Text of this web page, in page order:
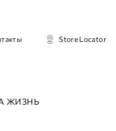
Store Locator
ЖИЗНЬ